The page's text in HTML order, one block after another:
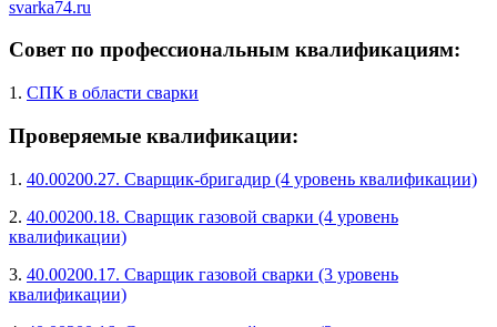
svarka74.ru
Совет по профессиональным квалификациям:
1. СПК в области сварки
Проверяемые квалификации:
1. 40.00200.27. Сварщик-бригадир (4 уровень квалификации)
2. 40.00200.18. Сварщик газовой сварки (4 уровень
квалификации)
3. 40.00200.17. Сварщик газовой сварки (3 уровень
квалификации)